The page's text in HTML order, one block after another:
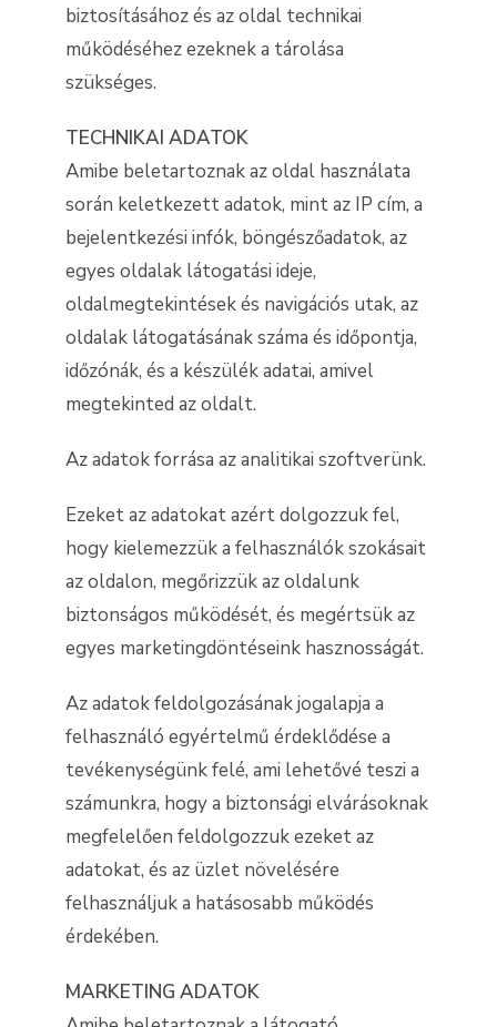
biztosításához és az oldal technikai
működéséhez ezeknek a tárolása
szükséges.
TECHNIKAI ADATOK
Amibe beletartoznak az oldal használata
során keletkezett adatok, mint az IP cím, a
bejelentkezési infók, böngészőadatok, az
egyes oldalak látogatási ideje,
oldalmegtekintések és navigációs utak, az
oldalak látogatásának száma és időpontja,
időzónák, és a készülék adatai, amivel
megtekinted az oldalt.
Az adatok forrása az analitikai szoftverünk.
Ezeket az adatokat azért dolgozzuk fel,
hogy kielemezzük a felhasználók szokásait
az oldalon, megőrizzük az oldalunk
biztonságos működését, és megértsük az
egyes marketingdöntéseink hasznosságát.
Az adatok feldolgozásának jogalapja a
felhasználó egyértelmű érdeklődése a
tevékenységünk felé, ami lehetővé teszi a
számunkra, hogy a biztonsági elvárásoknak
megfelelően feldolgozzuk ezeket az
adatokat, és az üzlet növelésére
felhasználjuk a hatásosabb működés
érdekében.
MARKETING ADATOK